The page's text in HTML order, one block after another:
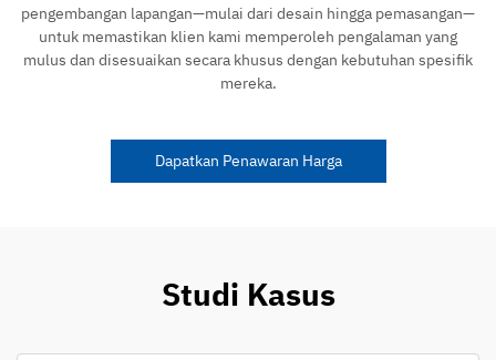
pengembangan lapangan—mulai dari desain hingga pemasangan—
untuk memastikan klien kami memperoleh pengalaman yang
mulus dan disesuaikan secara khusus dengan kebutuhan spesifik
mereka.
Dapatkan Penawaran Harga
Studi Kasus